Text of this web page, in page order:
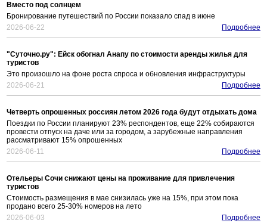
Вместо под солнцем
Бронирование путешествий по России показало спад в июне
2026-06-22
Подробнее
"Суточно.ру": Ейск обогнал Анапу по стоимости аренды жилья для
туристов
Это произошло на фоне роста спроса и обновления инфраструктуры
2026-06-21
Подробнее
Четверть опрошенных россиян летом 2026 года будут отдыхать дома
Поездки по России планируют 23% респондентов, еще 22% собираются
провести отпуск на даче или за городом, а зарубежные направления
рассматривают 15% опрошенных
2026-06-11
Подробнее
Отельеры Сочи снижают цены на проживание для привлечения
туристов
Стоимость размещения в мае снизилась уже на 15%, при этом пока
продано всего 25-30% номеров на лето
2026-06-03
Подробнее